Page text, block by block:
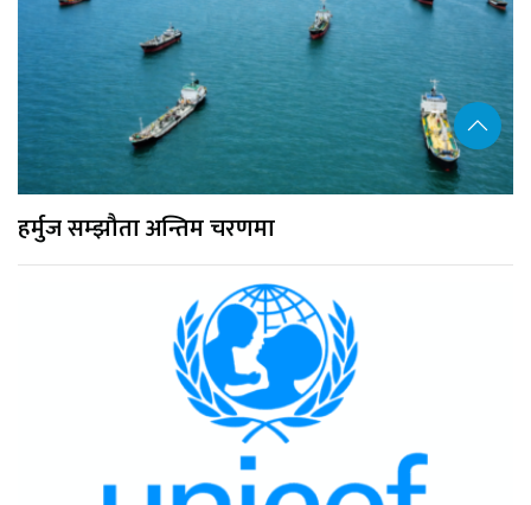
हर्मुज सम्झौता अन्तिम चरणमा